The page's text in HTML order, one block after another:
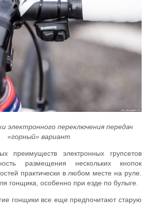
электронного переключения передач
«горный» вариант
преимуществ электронных групсетов
размещения нескольких кнопок
практически в любом месте на руле.
гонщика, особенно при езде по булыге.
гонщики все еще предпочитают старую